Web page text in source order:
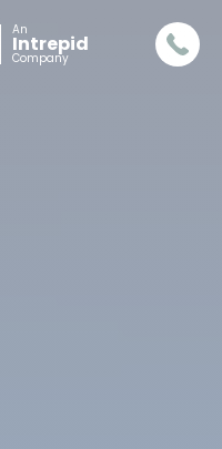
An
Intrepid
Company